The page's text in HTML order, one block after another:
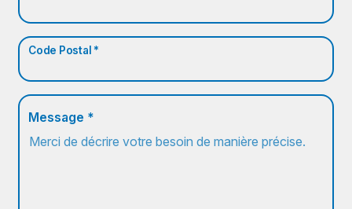
Code Postal *
Message *